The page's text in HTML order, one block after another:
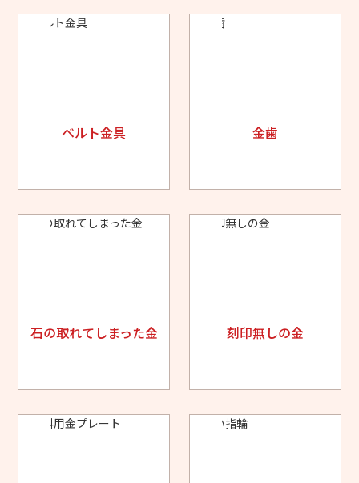
ベルト金具 金歯
石の取れてしまった金 刻印無しの金